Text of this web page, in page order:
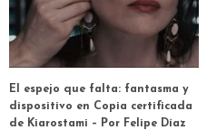
El espejo que falta: fantasma y
dispositivo en Copia certificada
de Kiarostami – Por Felipe Díaz